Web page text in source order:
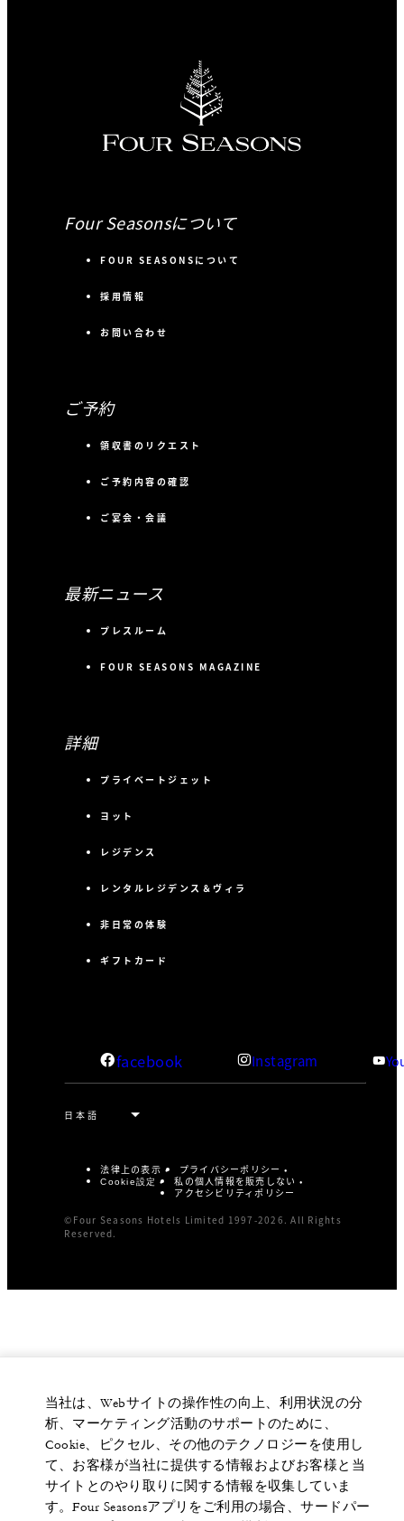
Four Seasonsについて
FOUR SEASONSについて
採用情報
お問い合わせ
ご予約
領収書のリクエスト
ご予約内容の確認
ご宴会・会議
最新ニュース
プレスルーム
FOUR SEASONS MAGAZINE
詳細
プライベートジェット
ヨット
レジデンス
レンタルレジデンス＆ヴィラ
非日常の体験
ギフトカード
facebook Instagram
法律上の表示 プライバシーポリシー
Cookie設定
私の個人情報を販売しない
アクセシビリティポリシー
©Four Seasons Hotels Limited 1997-2026. All Rights
Reserved.
当社は、Webサイトの操作性の向上、利用状況の分
析、マーケティング活動のサポートのために、
Cookie、ピクセル、その他のテクノロジーを使用し
て、お客様が当社に提供する情報およびお客様と当
サイトとのやり取りに関する情報を収集していま
す。Four Seasonsアプリをご利用の場合、サードパー